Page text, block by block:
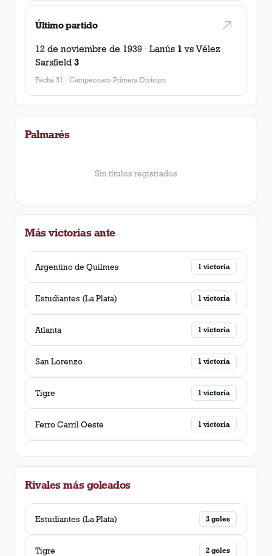
Último partido
12 de noviembre de 1939 · Lanús 1 vs Vélez
Sarsfield 3
Fecha 31 - Campeonato Primera Division
Palmarés
Sin títulos registrados
Más victorias ante
Argentino de Quilmes 1 victoria
Estudiantes (La Plata) 1 victoria
Atlanta 1 victoria
San Lorenzo 1 victoria
Tigre 1 victoria
Ferro Carril Oeste 1 victoria
Chacarita Juniors 1 victoria
Newell's Old Boys
Rivales más goleados
Estudiantes (La Plata) 3 goles
Tigre 2 goles